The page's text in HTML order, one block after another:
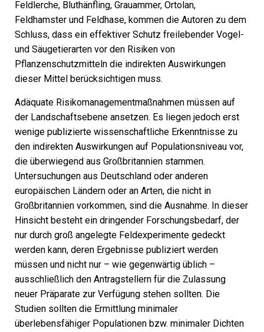
Feldlerche, Bluthänfling, Grauammer, Ortolan,
Feldhamster und Feldhase, kommen die Autoren zu dem
Schluss, dass ein effektiver Schutz freilebender Vogel-
und Säugetierarten vor den Risiken von
Pflanzenschutzmitteln die indirekten Auswirkungen
dieser Mittel berücksichtigen muss.
Adäquate Risikomanagementmaßnahmen müssen auf
der Landschaftsebene ansetzen. Es liegen jedoch erst
wenige publizierte wissenschaftliche Erkenntnisse zu
den indirekten Auswirkungen auf Populationsniveau vor,
die überwiegend aus Großbritannien stammen.
Untersuchungen aus Deutschland oder anderen
europäischen Ländern oder an Arten, die nicht in
Großbritannien vorkommen, sind die Ausnahme. In dieser
Hinsicht besteht ein dringender Forschungsbedarf, der
nur durch groß angelegte Feldexperimente gedeckt
werden kann, deren Ergebnisse publiziert werden
müssen und nicht nur – wie gegenwärtig üblich –
ausschließlich den Antragstellern für die Zulassung
neuer Präparate zur Verfügung stehen sollten. Die
Studien sollten die Ermittlung minimaler
überlebensfähiger Populationen bzw. minimaler Dichten